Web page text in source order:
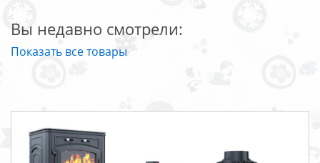
Вы недавно смотрели:
Показать все товары